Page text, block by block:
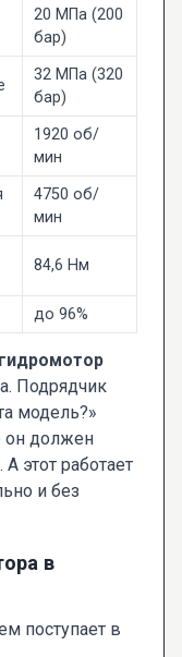
20 МПа (200
бар)
32 МПа (320
бар)
1920 об/
мин
4750 об/
мин
84,6 Нм
до 96%
гидромотор
Подрядчик
модель?»
он должен
этот работает
и без
в
поступает в